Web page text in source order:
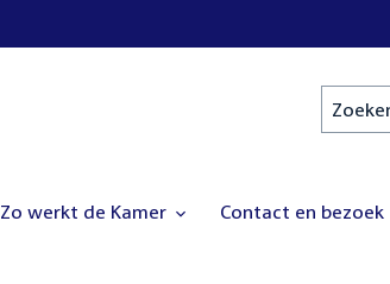
Zoeken
Zo werkt de Kamer Contact en bezoek